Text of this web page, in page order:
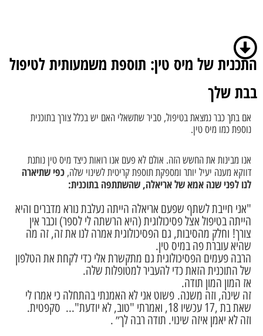
התכנית של מיס טין: תוספת משמעותית לטיפול
בבת שלך
אם בתך כבר נמצאת בטיפול, סביר שתשאלי האם יש בכלל צורך בתוכנית
נוספת כמו מיס טין.
אנו מבינות את החשש הזה. אולם לא פעם אנו רואות כיצד מיס טין נותנת
דווקא מענה יעיל יותר ומספקת תוספת קריטית לשינוי שלה, כפי שתיארה
לנו לפני שנה אמא של אריאלה, שהשתתפה בתוכנית:
"אני חייבת לשתף שפעם אריאלה הייתה נעלבת נורא מדברים והיא
הייתה בטיפול אצל פסיכולוגית (היא הרשתה לי לספר) וכבר אין
צורך! וחלק מהסיבות, גם הפסיכולוגית אמרה לנו את זה, זה מה
שהיא עוברת פה במיס טין.
הרבה פעמים הפסיכולוגית גם מתקשרת אלי כדי לקחת את הטלפון
של התוכנית הזאת כדי להעביר למטופלות שלה.
אז המון המון תודה.
זה שינה, וזה משנה. פשוט אני לא האמנתי בהתחלה כי אמרו לי
שאת בת ,17 עכשיו 18, ואמרתי "טוב, לא יודעת"..
. סקפטית.
וזה לא יאמן איזה שינוי. תודה רבה לך״ .